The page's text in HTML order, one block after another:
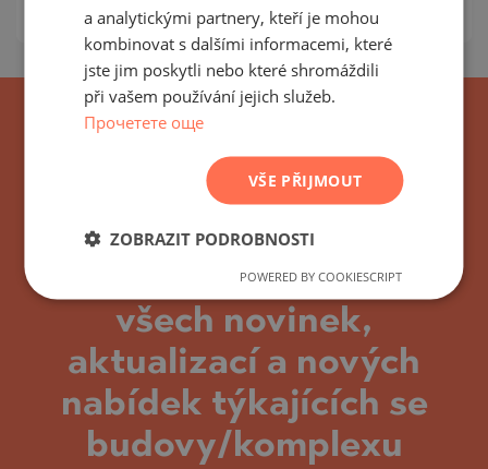
Ceny za m²: 3 468 - 4 230 €/
Přihlaste se k odběru
všech novinek,
aktualizací a nových
nabídek týkajících se
budovy/komplexu
FRENCH
POLISH
CZECH
a analytickými partnery, kteří je mohou
kombinovat s dalšími informacemi, které
jste jim poskytli nebo které shromáždili
při vašem používání jejich služeb.
Прочетете още
VŠE PŘIJMOUT
ZOBRAZIT PODROBNOSTI
POWERED BY COOKIESCRIPT